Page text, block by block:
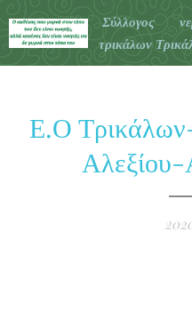
Σύλλογος
τρικάλων
Ε.Ο
Αλεξίου-